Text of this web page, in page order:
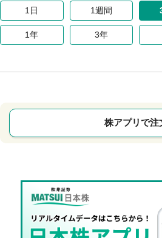
1日 1週間
1年 3年
株アプリで注